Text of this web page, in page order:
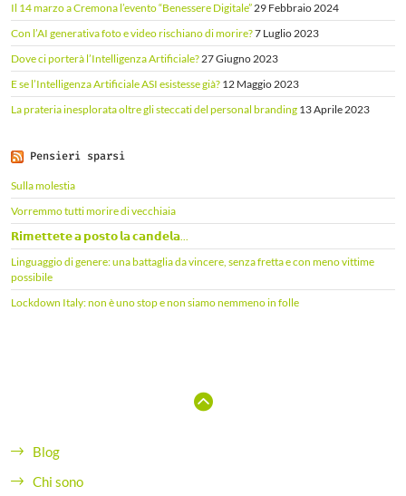
Il 14 marzo a Cremona l’evento “Benessere Digitale”29 Febbraio 2024
Con l’AI generativa foto e video rischiano di morire?7 Luglio 2023
Dove ci porterà l’Intelligenza Artificiale?27 Giugno 2023
E se l’Intelligenza Artificiale ASI esistesse già? 12 Maggio 2023
La prateria inesplorata oltre gli steccati del personal branding 13 Aprile 2023
Pensieri sparsi
Sulla molestia
Vorremmo tutti morire di vecchiaia
𝗥𝗶𝗺𝗲𝘁𝘁𝗲𝘁𝗲 𝗮 𝗽𝗼𝘀𝘁𝗼 𝗹𝗮 𝗰𝗮𝗻𝗱𝗲𝗹𝗮...
Linguaggio di genere: una battaglia da vincere, senza fretta e con meno vittime
possibile
Lockdown Italy: non è uno stop e non siamo nemmeno in folle
Blog
Chi sono